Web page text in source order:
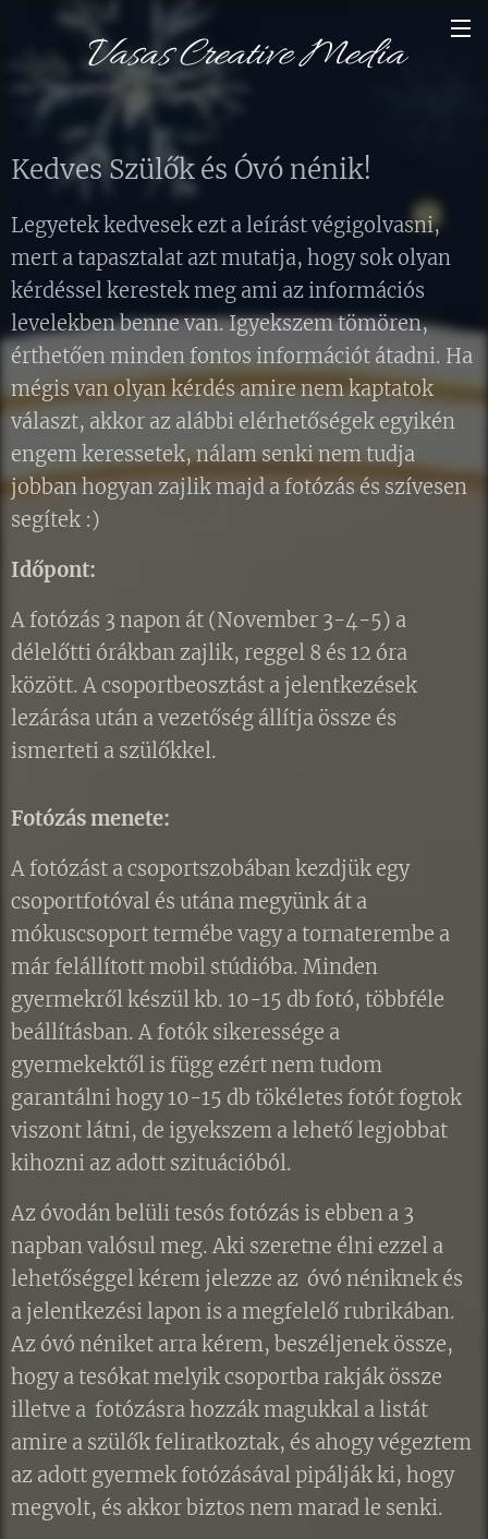
VasasCreativeMedia
Kedves Szülők és Óvó nénik!
Legyetek kedvesek ezt a leírást végigolvasni,
mert a tapasztalat azt mutatja, hogy sok olyan
kérdéssel kerestek meg ami az információs
levelekben benne van. Igyekszem tömören,
érthetően minden fontos információt átadni. Ha
mégis van olyan kérdés amire nem kaptatok
választ, akkor az alábbi elérhetőségek egyikén
engem keressetek, nálam senki nem tudja
jobban hogyan zajlik majd a fotózás és szívesen
segítek :)
Időpont:
A fotózás 3 napon át (November 3-4-5) a
délelőtti órákban zajlik, reggel 8 és 12 óra
között. A csoportbeosztást a jelentkezések
lezárása után a vezetőség állítja össze és
ismerteti a szülőkkel.
Fotózás menete:
A fotózást a csoportszobában kezdjük egy
csoportfotóval és utána megyünk át a
mókuscsoport termébe vagy a tornaterembe a
már felállított mobil stúdióba. Minden
gyermekről készül kb. 10-15 db fotó, többféle
beállításban. A fotók sikeressége a
gyermekektől is függ ezért nem tudom
garantálni hogy 10-15 db tökéletes fotót fogtok
viszont látni, de igyekszem a lehető legjobbat
kihozni az adott szituációból.
Az óvodán belüli tesós fotózás is ebben a 3
napban valósul meg. Aki szeretne élni ezzel a
lehetőséggel kérem jelezze az óvó néniknek és
a jelentkezési lapon is a megfelelő rubrikában.
Az óvó néniket arra kérem, beszéljenek össze,
hogy a tesókat melyik csoportba rakják össze
illetve a fotózásra hozzák magukkal a listát
amire a szülők feliratkoztak, és ahogy végeztem
az adott gyermek fotózásával pipálják ki, hogy
megvolt, és akkor biztos nem marad le senki.